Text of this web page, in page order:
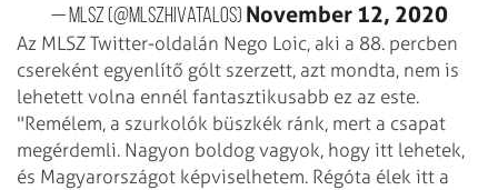
— MLSZ (@MLSZhivatalos) November 12, 2020
Az MLSZ Twitter-oldalán Nego Loic, aki a 88. percben
csereként egyenlítő gólt szerzett, azt mondta, nem is
lehetett volna ennél fantasztikusabb ez az este.
"Remélem, a szurkolók büszkék ránk, mert a csapat
megérdemli. Nagyon boldog vagyok, hogy itt lehetek,
és Magyarországot képviselhetem. Régóta élek itt a